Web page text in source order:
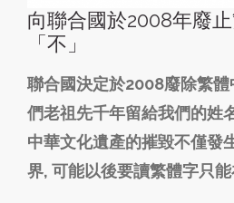
向聯合國於2008年廢
「不」
聯合國決定於2008廢除繁體
們老祖先千年留給我們的姓
中華文化遺產的摧毀不僅發
界, 可能以後要讀繁體字只